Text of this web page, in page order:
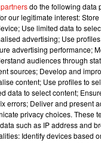
do the following data
our legitimate interest:
Use limited data to
advertising; Use
advertising performance;
audiences through
sources; Develop and
content; Use profiles to
data to select content;
errors; Deliver and present
privacy choices. These
such as IP address and
Identify devices based